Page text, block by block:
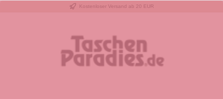
Kostenloser Versand ab 20 EUR